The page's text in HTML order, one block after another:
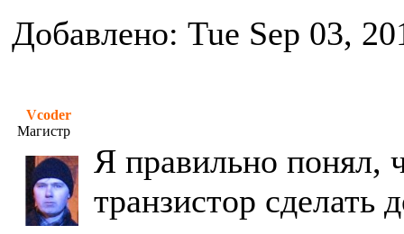
Добавлено: Tue Sep 03,
Vcoder
Магистр
Я правильно понял,
транзистор